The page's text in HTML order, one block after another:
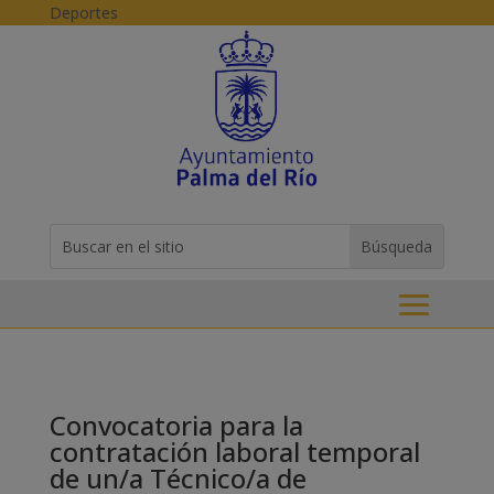
Skip to content
Deportes
for...
Convocatoria para la
contratación laboral temporal
de un/a Técnico/a de